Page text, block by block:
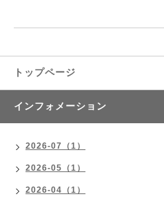
トップページ
インフォメーション
2026-07（1）
2026-05（1）
2026-04（1）